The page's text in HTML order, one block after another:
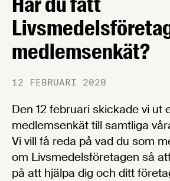
medlemsenkät?
12 FEBRUARI 2020
Den 12 februari skickade vi ut
medlemsenkät till samtliga
Vi vill få reda på vad du som
om Livsmedelsföretagen så
på att hjälpa dig och ditt